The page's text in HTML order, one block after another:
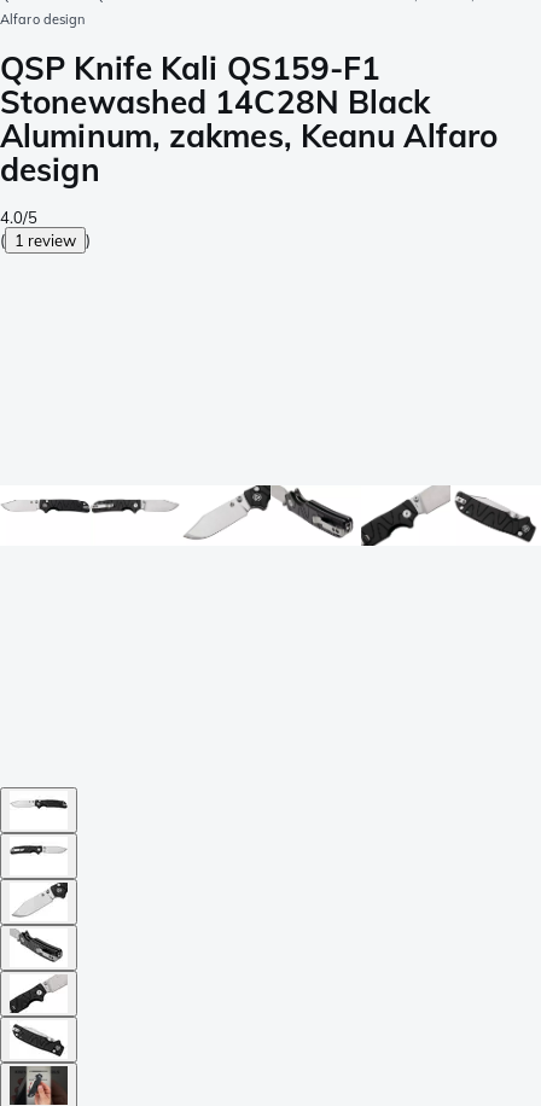
Alfaro design
QSP Knife Kali QS159-F1
Stonewashed 14C28N Black
Aluminum, zakmes, Keanu Alfaro
design
4.0/5
( 1 review )